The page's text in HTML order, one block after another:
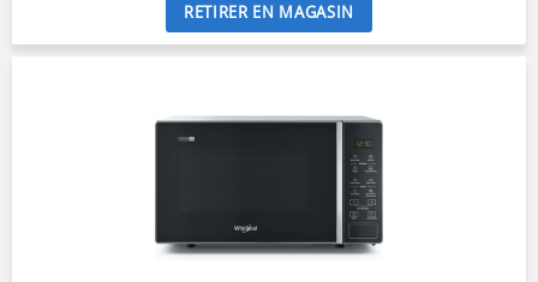
RETIRER EN MAGASIN